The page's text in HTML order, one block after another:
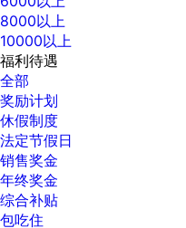
8000以上
10000以上
福利待遇
全部
奖励计划
休假制度
法定节假日
销售奖金
年终奖金
综合补贴
包吃住